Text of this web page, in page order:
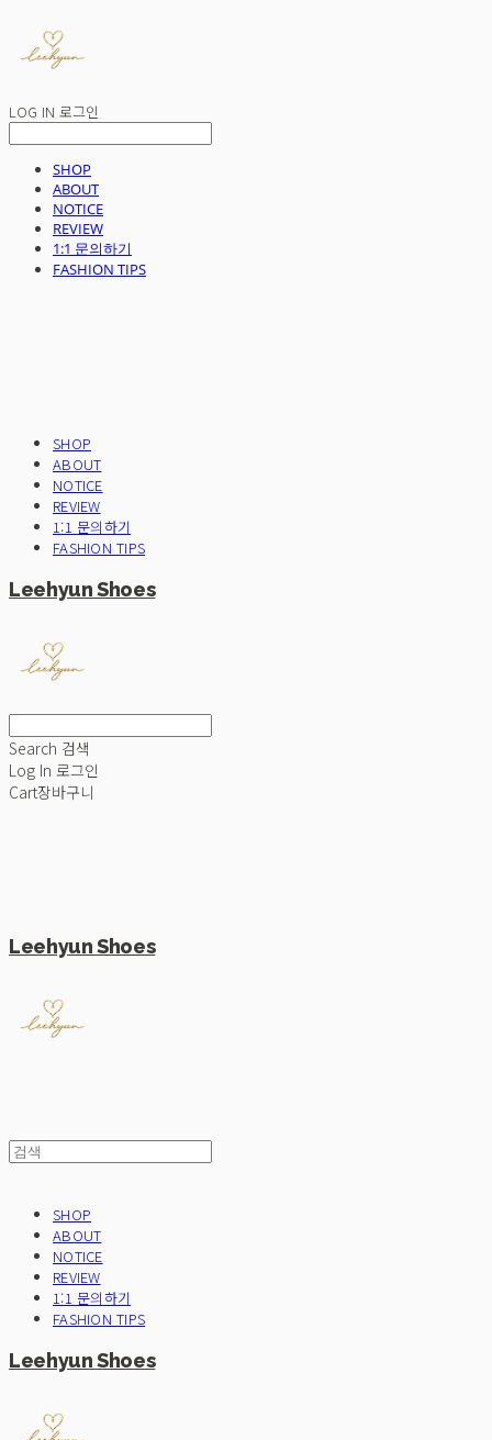
LOG IN 로그인
SHOP
ABOUT
NOTICE
REVIEW
1:1 문의하기
FASHION TIPS
SHOP
ABOUT
NOTICE
REVIEW
1:1 문의하기
FASHION TIPS
Leehyun Shoes
Search 검색
Log In 로그인
Cart장바구니
Leehyun Shoes
SHOP
ABOUT
NOTICE
REVIEW
1:1 문의하기
FASHION TIPS
Leehyun Shoes